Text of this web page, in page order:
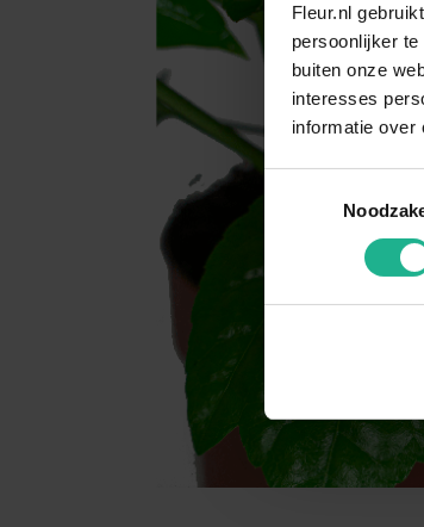
Fleur.nl
persoonlijker
buiten onze
interesses
informatie over